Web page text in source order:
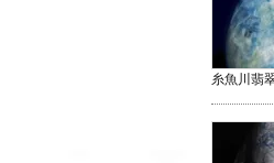
糸魚川翡